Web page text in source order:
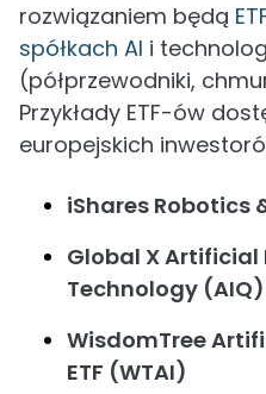
rozwiązaniem będą
spółkach AI i
(półprzewodniki,
Przykłady ETF-ów
europejskich
iShares Robotics
Global X
Technology (AIQ)
WisdomTree
ETF (WTAI)